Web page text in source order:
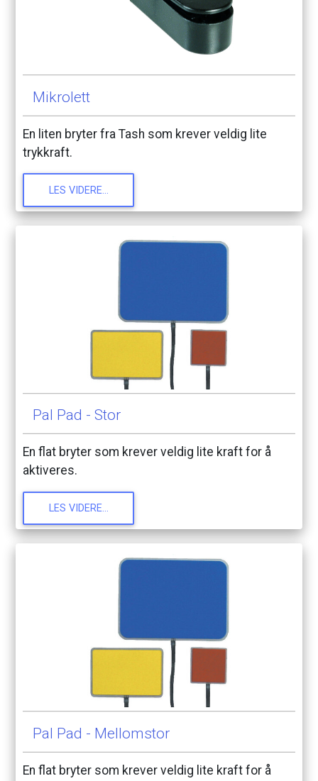
Mikrolett
En liten bryter fra Tash som krever veldig lite
trykkraft.
LES VIDERE...
Pal Pad - Stor
En flat bryter som krever veldig lite kraft for å
aktiveres.
LES VIDERE...
Pal Pad - Mellomstor
En flat bryter som krever veldig lite kraft for å